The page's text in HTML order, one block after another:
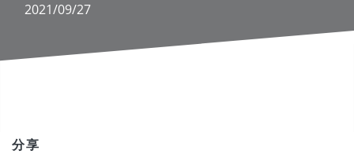
2021/09/27
分享